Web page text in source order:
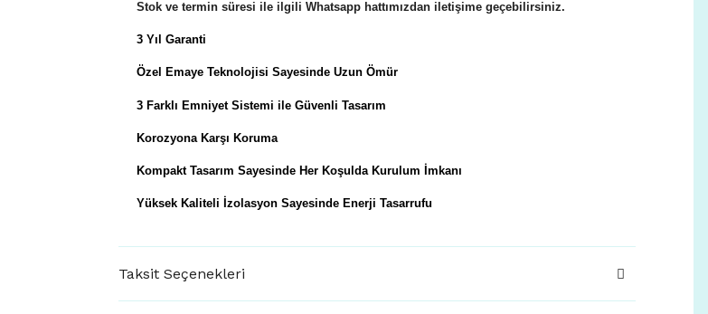
Stok ve termin süresi ile ilgili Whatsapp hattımızdan iletişime geçebilirsiniz.
3 Yıl Garanti
Özel Emaye Teknolojisi Sayesinde Uzun Ömür
3 Farklı Emniyet Sistemi ile Güvenli Tasarım
Korozyona Karşı Koruma
Kompakt Tasarım Sayesinde Her Koşulda Kurulum İmkanı
Yüksek Kaliteli İzolasyon Sayesinde Enerji Tasarrufu
Taksit Seçenekleri